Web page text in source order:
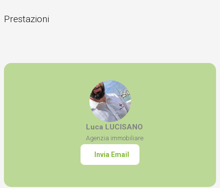
Prestazioni
Luca LUCISANO
Agenzia immobiliare
Invia Email